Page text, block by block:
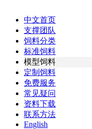
中文首页
支撑团队
饲料分类
标准饲料
模型饲料
定制饲料
免费服务
常见疑问
资料下载
联系方法
English